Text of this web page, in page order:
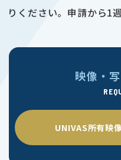
りください。申請から1
映像・
UNIVAS所有映